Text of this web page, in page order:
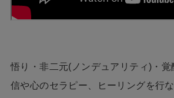
悟り・非二元(ノンデュアリティ)・覚
信や心のセラピー、ヒーリングを行